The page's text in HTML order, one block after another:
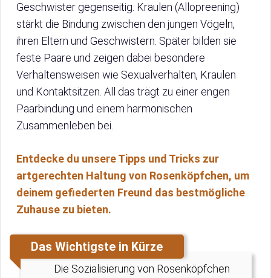
Geschwister gegenseitig. Kraulen (Allopreening)
stärkt die Bindung zwischen den jungen Vögeln,
ihren Eltern und Geschwistern. Später bilden sie
feste Paare und zeigen dabei besondere
Verhaltensweisen wie Sexualverhalten, Kraulen
und Kontaktsitzen. All das trägt zu einer engen
Paarbindung und einem harmonischen
Zusammenleben bei.
Entdecke du unsere Tipps und Tricks zur
artgerechten Haltung von Rosenköpfchen, um
deinem gefiederten Freund das bestmögliche
Zuhause zu bieten.
Das Wichtigste in Kürze
Die Sozialisierung von Rosenköpfchen